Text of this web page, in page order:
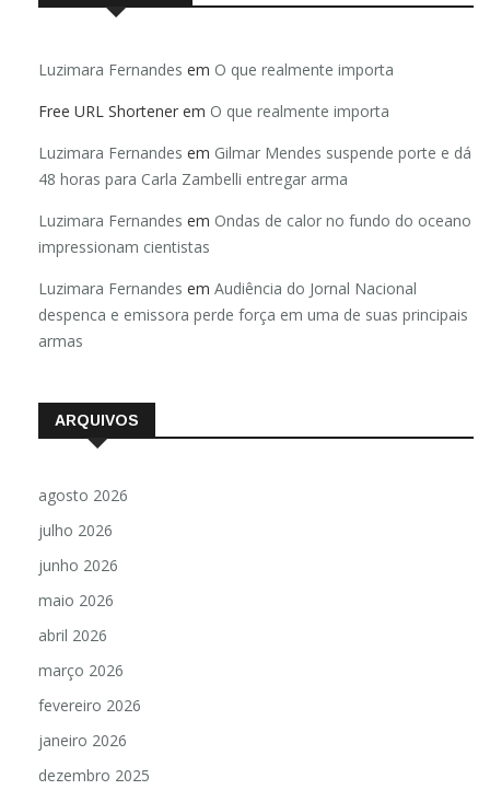
Luzimara Fernandes em O que realmente importa
Free URL Shortener em O que realmente importa
Luzimara Fernandes em Gilmar Mendes suspende porte e dá
48 horas para Carla Zambelli entregar arma
Luzimara Fernandes em Ondas de calor no fundo do oceano
impressionam cientistas
Luzimara Fernandes em Audiência do Jornal Nacional
despenca e emissora perde força em uma de suas principais
armas
ARQUIVOS
agosto 2026
julho 2026
junho 2026
maio 2026
abril 2026
março 2026
fevereiro 2026
janeiro 2026
dezembro 2025